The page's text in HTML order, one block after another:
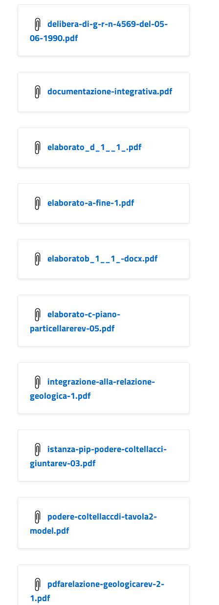
delibera-di-g-r-n-4569-del-05-
06-1990.pdf
documentazione-integrativa.pdf
elaborato_d_1__1_.pdf
elaborato-a-fine-1.pdf
elaboratob_1__1_-docx.pdf
elaborato-c-piano-
particellarerev-05.pdf
integrazione-alla-relazione-
geologica-1.pdf
istanza-pip-podere-coltellacci-
giuntarev-03.pdf
podere-coltellaccdi-tavola2-
model.pdf
pdfarelazione-geologicarev-2-
1.pdf